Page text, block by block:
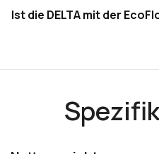
Ist die DELTA mit der